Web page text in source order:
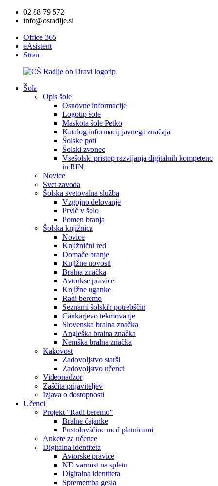
02 88 79 572
info@osradlje.si
Office 365
eAsistent
Stran
Šola
Opis šole
Osnovne informacije
Logotip šole
Maskota šole Petko
Katalog informacij javnega značaja
Šolske poti
Šolski zvonec
Vsešolski pristop razvijanja digitalnih kompetenc
in RIN
Novice
Svet zavoda
Šolska svetovalna služba
Vzgojno delovanje
Prvič v šolo
Pomen branja
Šolska knjižnica
Novice
Knjižnični red
Domače branje
Knjižne novosti
Bralna značka
Avtorkse pravice
Knjižne uganke
Radi beremo
Seznami šolskih potrebščin
Cankarjevo tekmovanje
Slovenska bralna značka
Angleška bralna značka
Nemška bralna značka
Kakovost
Zadovoljstvo starši
Zadovoljstvo učenci
Videonadzor
Zaščita prijaviteljev
Izjava o dostopnosti
Učenci
Projekt “Radi beremo”
Bralne čajanke
Pustolovščine med platnicami
Ankete za učence
Digitalna identiteta
Avtorske pravice
ND varnost na spletu
Digitalna identiteta
Sprememba gesla